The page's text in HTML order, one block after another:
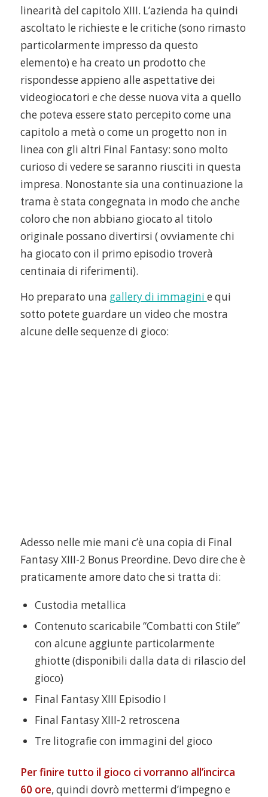
linearità del capitolo XIII. L’azienda ha quindi
ascoltato le richieste e le critiche (sono rimasto
particolarmente impresso da questo
elemento) e ha creato un prodotto che
rispondesse appieno alle aspettative dei
videogiocatori e che desse nuova vita a quello
che poteva essere stato percepito come una
capitolo a metà o come un progetto non in
linea con gli altri Final Fantasy: sono molto
curioso di vedere se saranno riusciti in questa
impresa. Nonostante sia una continuazione la
trama è stata congegnata in modo che anche
coloro che non abbiano giocato al titolo
originale possano divertirsi ( ovviamente chi
ha giocato con il primo episodio troverà
centinaia di riferimenti).
Ho preparato una gallery di immagini e qui
sotto potete guardare un video che mostra
alcune delle sequenze di gioco:
Adesso nelle mie mani c’è una copia di Final
Fantasy XIII-2 Bonus Preordine. Devo dire che è
praticamente amore dato che si tratta di:
Custodia metallica
Contenuto scaricabile “Combatti con Stile”
con alcune aggiunte particolarmente
ghiotte (disponibili dalla data di rilascio del
gioco)
Final Fantasy XIII Episodio I
Final Fantasy XIII-2 retroscena
Tre litografie con immagini del gioco
Per finire tutto il gioco ci vorranno all’incirca
60 ore, quindi dovrò mettermi d’impegno e